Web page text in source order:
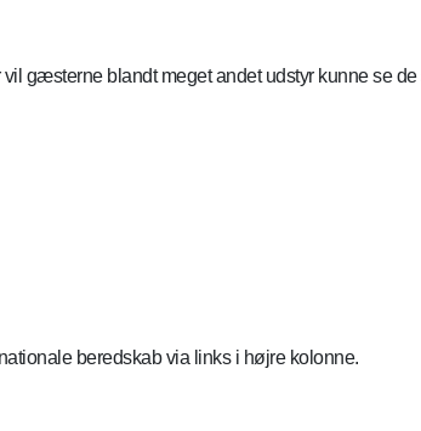
gæsterne blandt meget andet udstyr kunne se de
beredskab via links i højre kolonne.